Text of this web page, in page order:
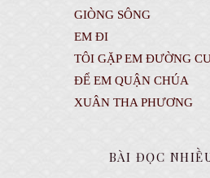
GIÒNG SÔNG
EM ĐI
TÔI GẶP EM ĐƯỜNG
ĐỂ EM QUẬN CHÚA
XUÂN THA PHƯƠNG
BÀI ĐỌC